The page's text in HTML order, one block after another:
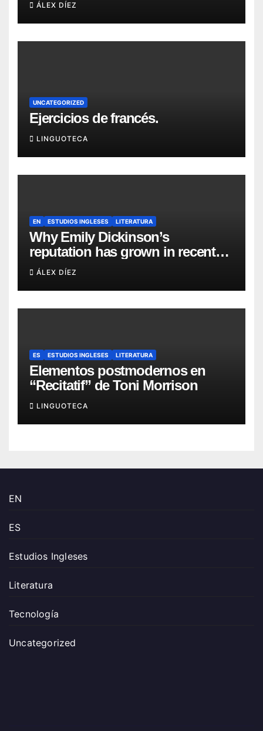
ÁLEX DÍEZ
UNCATEGORIZED
Ejercicios de francés.
LINGUOTECA
EN ESTUDIOS INGLESES LITERATURA
Why Emily Dickinson’s
reputation has grown in recent
years?
ÁLEX DÍEZ
ES ESTUDIOS INGLESES LITERATURA
Elementos postmodernos en
“Recitatif” de Toni Morrison
LINGUOTECA
EN
ES
Estudios Ingleses
Literatura
Tecnología
Uncategorized